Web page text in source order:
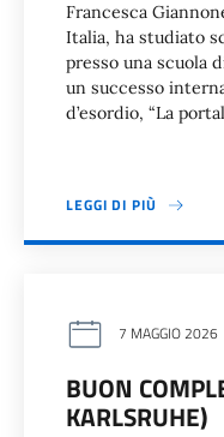
Francesca
Italia, ha studiato
presso una scuola
un successo
d’esordio, “La
LEGGI DI PIÙ
7 MAGGIO 2026
BUON
KARLSRUHE)